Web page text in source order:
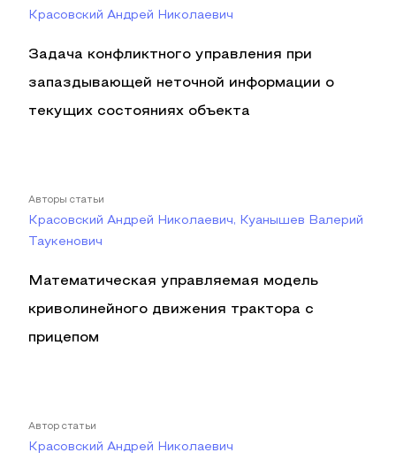
Красовский Андрей Николаевич
Задача конфликтного управления при
запаздывающей неточной информации о
текущих состояниях объекта
Авторы статьи
Красовский Андрей Николаевич, Куанышев Валерий
Таукенович
Математическая управляемая модель
криволинейного движения трактора с
прицепом
Автор статьи
Красовский Андрей Николаевич